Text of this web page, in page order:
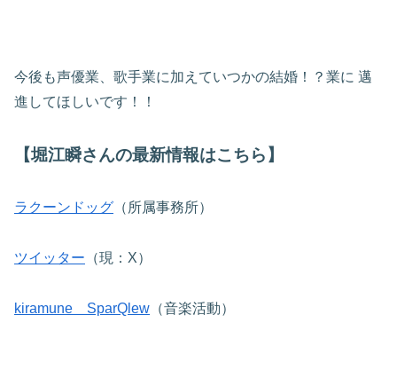
今後も声優業、歌手業に加えていつかの結婚！？業に 邁
進してほしいです！！
【堀江瞬さんの最新情報はこちら】
ラクーンドッグ （所属事務所）
ツイッター （現：X）
kiramune SparQlew （音楽活動）